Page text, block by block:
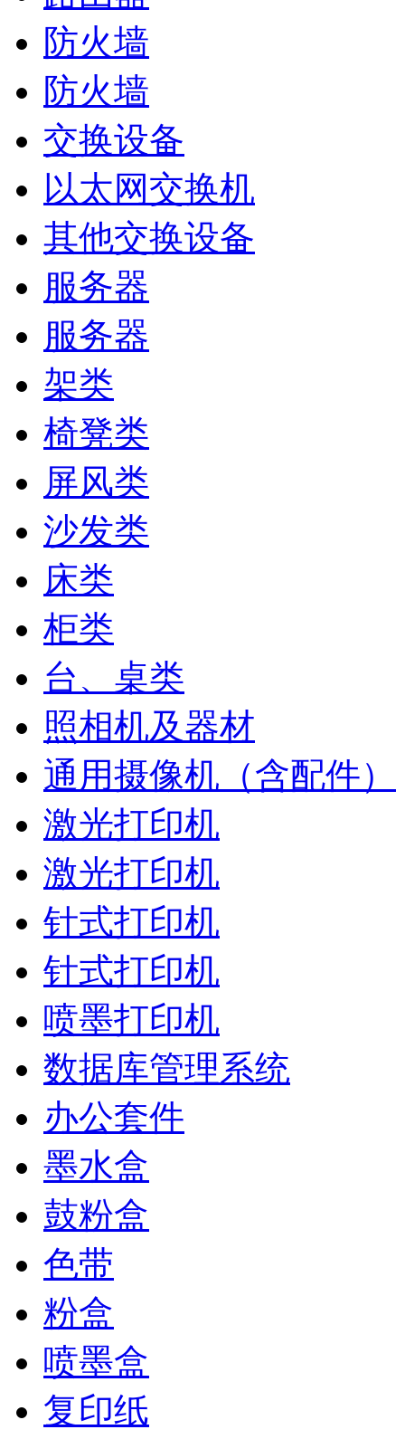
防火墙
防火墙
交换设备
以太网交换机
其他交换设备
服务器
服务器
架类
椅凳类
屏风类
沙发类
床类
柜类
台、桌类
照相机及器材
通用摄像机（含配件）
激光打印机
激光打印机
针式打印机
针式打印机
喷墨打印机
数据库管理系统
办公套件
墨水盒
鼓粉盒
色带
粉盒
喷墨盒
复印纸